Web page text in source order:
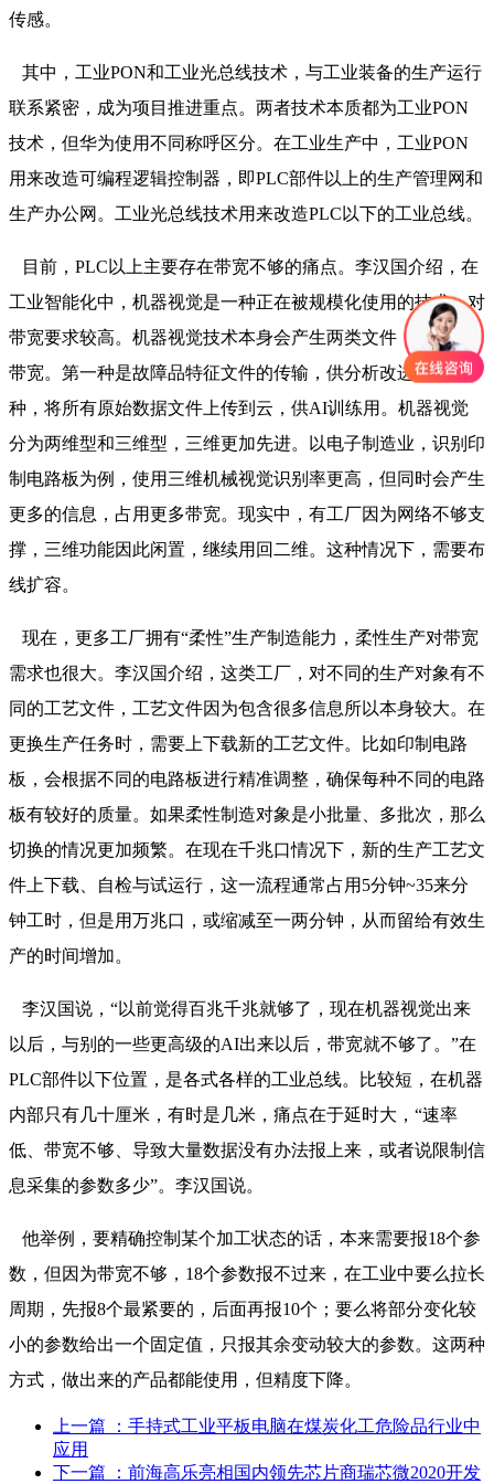
传感。
其中，工业PON和工业光总线技术，与工业装备的生产运行
联系紧密，成为项目推进重点。两者技术本质都为工业PON
技术，但华为使用不同称呼区分。在工业生产中，工业PON
用来改造可编程逻辑控制器，即PLC部件以上的生产管理网和
生产办公网。工业光总线技术用来改造PLC以下的工业总线。
目前，PLC以上主要存在带宽不够的痛点。李汉国介绍，在
工业智能化中，机器视觉是一种正在被规模化使用的技术，对
带宽要求较高。机器视觉技术本身会产生两类文件，比较占用
带宽。第一种是故障品特征文件的传输，供分析改进。第二
种，将所有原始数据文件上传到云，供AI训练用。机器视觉
分为两维型和三维型，三维更加先进。以电子制造业，识别印
制电路板为例，使用三维机械视觉识别率更高，但同时会产生
更多的信息，占用更多带宽。现实中，有工厂因为网络不够支
撑，三维功能因此闲置，继续用回二维。这种情况下，需要布
线扩容。
现在，更多工厂拥有“柔性”生产制造能力，柔性生产对带宽
需求也很大。李汉国介绍，这类工厂，对不同的生产对象有不
同的工艺文件，工艺文件因为包含很多信息所以本身较大。在
更换生产任务时，需要上下载新的工艺文件。比如印制电路
板，会根据不同的电路板进行精准调整，确保每种不同的电路
板有较好的质量。如果柔性制造对象是小批量、多批次，那么
切换的情况更加频繁。在现在千兆口情况下，新的生产工艺文
件上下载、自检与试运行，这一流程通常占用5分钟~35来分
钟工时，但是用万兆口，或缩减至一两分钟，从而留给有效生
产的时间增加。
李汉国说，“以前觉得百兆千兆就够了，现在机器视觉出来
以后，与别的一些更高级的AI出来以后，带宽就不够了。”在
PLC部件以下位置，是各式各样的工业总线。比较短，在机器
内部只有几十厘米，有时是几米，痛点在于延时大，“速率
低、带宽不够、导致大量数据没有办法报上来，或者说限制信
息采集的参数多少”。李汉国说。
他举例，要精确控制某个加工状态的话，本来需要报18个参
数，但因为带宽不够，18个参数报不过来，在工业中要么拉长
周期，先报8个最紧要的，后面再报10个；要么将部分变化较
小的参数给出一个固定值，只报其余变动较大的参数。这两种
方式，做出来的产品都能使用，但精度下降。
上一篇
：手持式工业平板电脑在煤炭化工危险品行业中
应用
下一篇
：前海高乐亮相国内领先芯片商瑞芯微2020开发